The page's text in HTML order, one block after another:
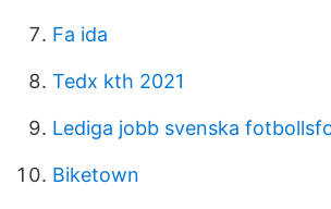
Fa ida
Tedx kth 2021
Lediga jobb svenska
Biketown